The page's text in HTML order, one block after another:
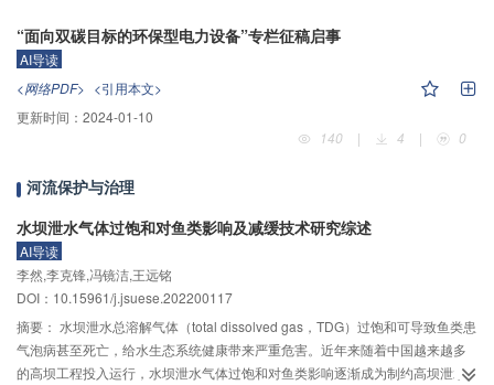
（FTIR）分析老化前后试样的化学组成变化，计算表征纳米复合试样老化程度
的羰基指数和亚甲基指数；借助扫描电子显微镜（SEM）对比老化前后、水树
区和非水树区结晶形态的变化，研究水树枝生长对晶体结构的破坏。结果表
树枝形貌稀疏，分形维数和占空比小；试样老化过程中存在电化学降解现象，
羰基基团增多；适当的交联度，可以使3维网状结构更加完善，试样的晶体尺寸
（OMMT）片层与基体之间形成牢固的界面作用力，增强了分子链韧性，且
OMMT的屏障效应与完善的交联网络共同作用阻碍了水分子的扩散和聚集，抑
制了微观水隙的产生，提高了纳米复合材料的耐水树枝能力。
“面向双碳目标的环保型电力设备”专栏征稿启事
AI导读
<网络PDF> <引用本文>
更新时间： 2024-01-10
140
| 4 | 0
河流保护与治理
水坝泄水气体过饱和对鱼类影响及减缓技术研究综述
AI导读
李然,李克锋,冯镜洁,王远铭
DOI：10.15961/j.jsuese.202200117
摘要： 水坝泄水总溶解气体（total dissolved gas，TDG）过饱和可导致鱼类患
气泡病甚至死亡，给水生态系统健康带来严重危害。近年来随着中国越来越多
的高坝工程投入运行，水坝泄水气体过饱和对鱼类影响逐渐成为制约高坝泄水